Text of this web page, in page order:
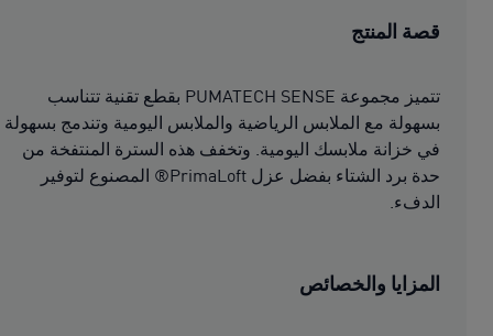
قصة المنتج
تتميز مجموعة PUMATECH SENSE بقطع تقنية تتناسب
بسهولة مع الملابس الرياضية والملابس اليومية وتندمج بسهولة
في خزانة ملابسك اليومية. وتخفف هذه السترة المنتفخة من
حدة برد الشتاء بفضل عزل PrimaLoft® المصنوع لتوفير
الدفء.
المزايا والخصائص